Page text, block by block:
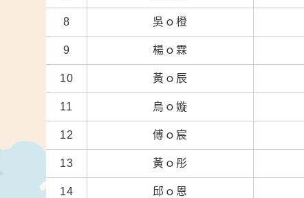
8 吳ｏ橙
9 楊ｏ霖
10 黃ｏ辰
11 烏ｏ嫙
12 傅ｏ宸
13 黃ｏ彤
14 邱ｏ恩